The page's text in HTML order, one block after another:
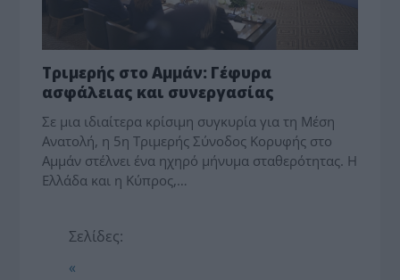
Τριμερής στο Αμμάν: Γέφυρα
ασφάλειας και συνεργασίας
Σε μια ιδιαίτερα κρίσιμη συγκυρία για τη Μέση
Ανατολή, η 5η Τριμερής Σύνοδος Κορυφής στο
Αμμάν στέλνει ένα ηχηρό μήνυμα σταθερότητας. Η
Ελλάδα και η Κύπρος,…
Σελίδες:
«